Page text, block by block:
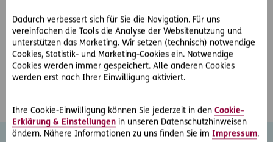
Dadurch verbessert sich für Sie die Navigation. Für uns
vereinfachen die Tools die Analyse der Websitenutzung und
unterstützen das Marketing. Wir setzen (technisch) notwendige
Cookies, Statistik- und Marketing-Cookies ein. Notwendige
Cookies werden immer gespeichert. Alle anderen Cookies
werden erst nach Ihrer Einwilligung aktiviert.
Ihre Cookie-Einwilligung können Sie jederzeit in den Cookie-
Erklärung & Einstellungen in unseren Datenschutzhinweisen
ändern. Nähere Informationen zu uns finden Sie im Impressum.
Mehr erfahren
Zurück 1 2